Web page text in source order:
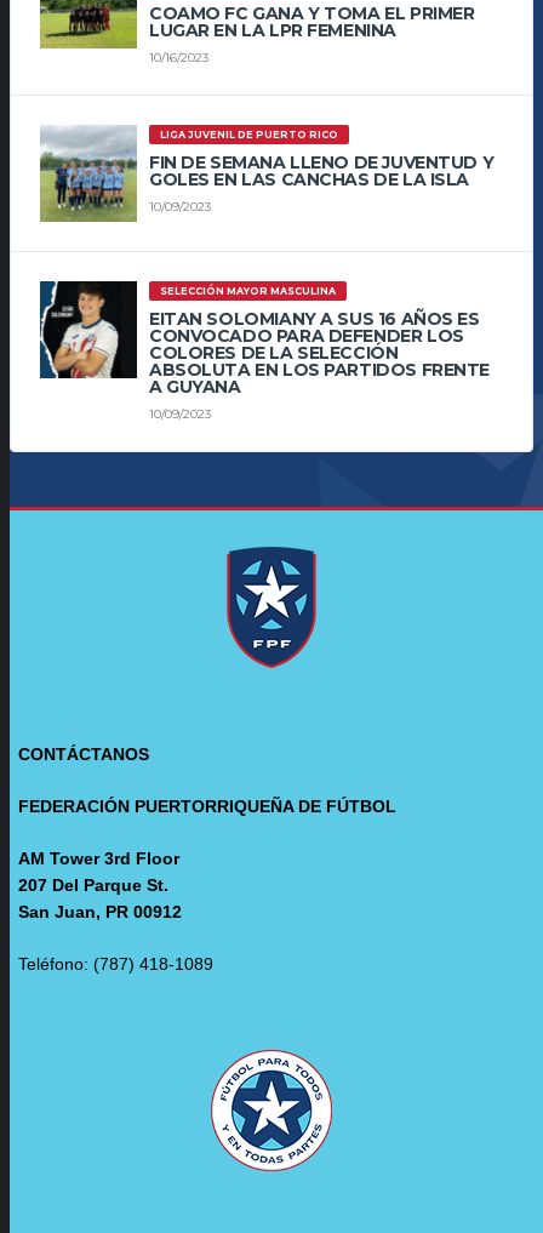
COAMO FC GANA Y TOMA EL PRIMER
LUGAR EN LA LPR FEMENINA
10/16/2023
LIGA JUVENIL DE PUERTO RICO
FIN DE SEMANA LLENO DE JUVENTUD Y
GOLES EN LAS CANCHAS DE LA ISLA
10/09/2023
SELECCIÓN MAYOR MASCULINA
EITAN SOLOMIANY A SUS 16 AÑOS ES
CONVOCADO PARA DEFENDER LOS
COLORES DE LA SELECCIÓN
ABSOLUTA EN LOS PARTIDOS FRENTE
A GUYANA
10/09/2023
CONTÁCTANOS
FEDERACIÓN PUERTORRIQUEÑA DE FÚTBOL
AM Tower 3rd Floor
207 Del Parque St.
San Juan, PR 00912
Teléfono: (787) 418-1089